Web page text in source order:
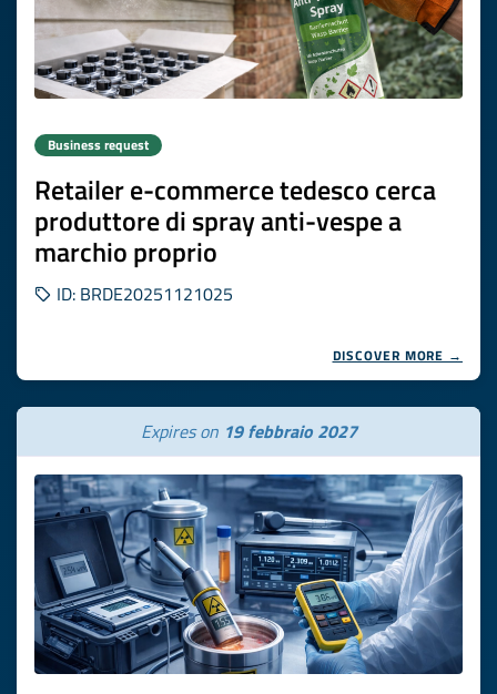
Business request
Retailer e-commerce tedesco cerca
produttore di spray anti-vespe a
marchio proprio
ID: BRDE20251121025
DISCOVER MORE →
Expires on 19 febbraio 2027